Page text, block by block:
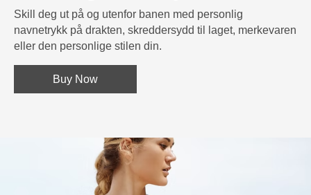
Skill deg ut på og utenfor banen med personlig
navnetrykk på drakten, skreddersydd til laget, merkevaren
eller den personlige stilen din.
Buy Now